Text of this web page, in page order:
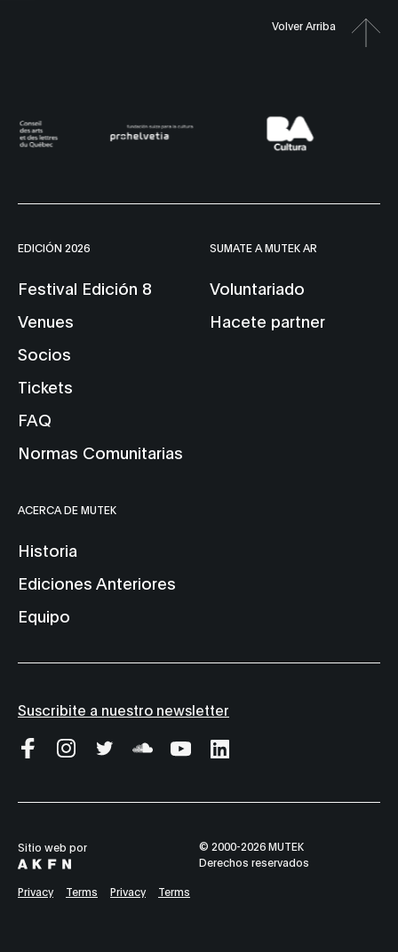
Volver Arriba
EDICIÓN 2026
Festival Edición 8
Venues
Socios
Tickets
FAQ
Normas Comunitarias
SUMATE A MUTEK AR
Voluntariado
Hacete partner
ACERCA DE MUTEK
Historia
Ediciones Anteriores
Equipo
Suscribite a nuestro newsletter
Sitio web por
© 2000-2026 MUTEK
Derechos reservados
Privacy Terms Privacy Terms